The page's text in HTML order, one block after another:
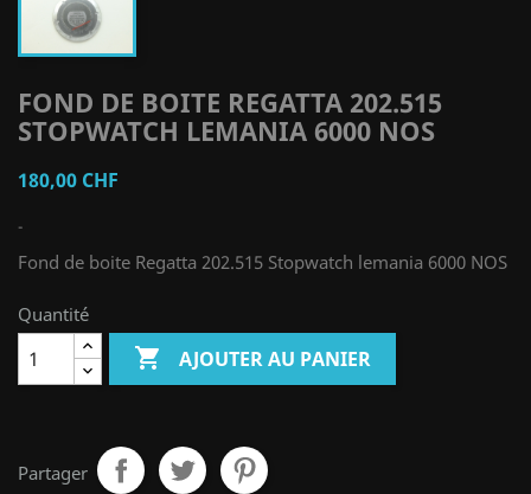
FOND DE BOITE REGATTA 202.515
STOPWATCH LEMANIA 6000 NOS
180,00 CHF
-
Fond de boite Regatta 202.515 Stopwatch lemania 6000 NOS
Quantité
 AJOUTER AU PANIER
Partager